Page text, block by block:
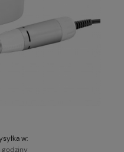
w:
godziny